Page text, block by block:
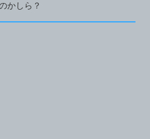
かしら？